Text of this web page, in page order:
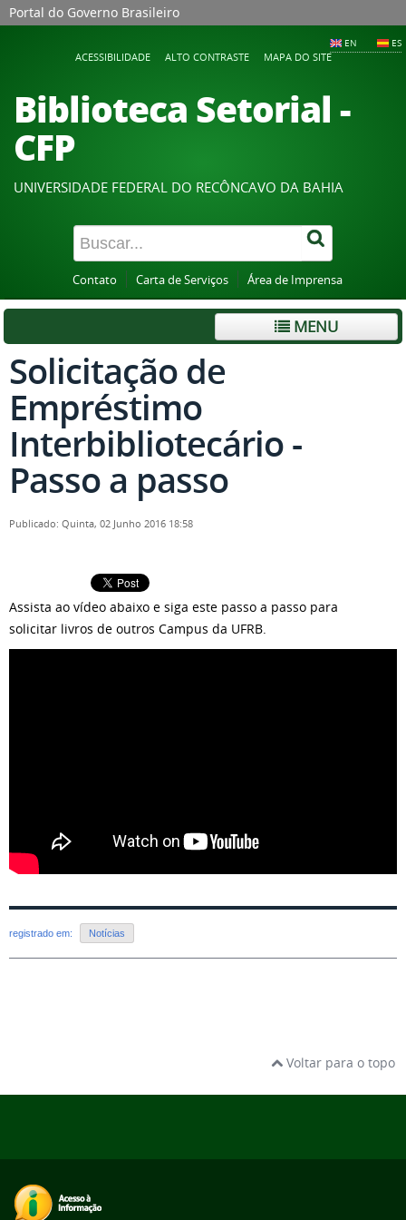
Portal do Governo Brasileiro
EN ES
ACESSIBILIDADE ALTO CONTRASTE MAPA DO SITE
Biblioteca Setorial -
CFP
UNIVERSIDADE FEDERAL DO RECÔNCAVO DA BAHIA
Contato Carta de Serviços Área de Imprensa
MENU
Solicitação de
Empréstimo
Interbibliotecário -
Passo a passo
Publicado: Quinta, 02 Junho 2016 18:58
Assista ao vídeo abaixo e siga este passo a passo para
solicitar livros de outros Campus da UFRB.
registrado em: Notícias
Voltar para o topo